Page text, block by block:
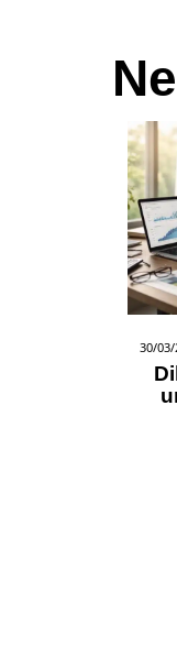
30/03/